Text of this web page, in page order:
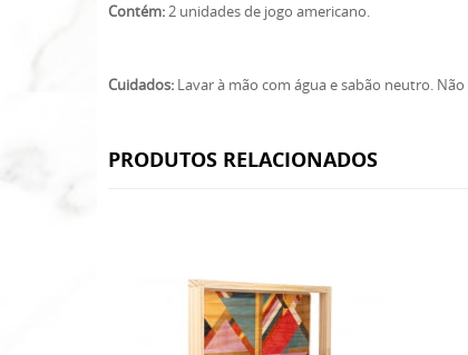
Contém:2 unidades de jogo americano.
Cuidados: Lavar à mão com água e sabão neutro.
PRODUTOS RELACIONADOS